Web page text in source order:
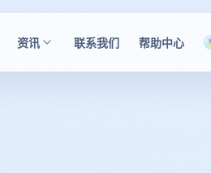
资讯 联系我们 帮助中心